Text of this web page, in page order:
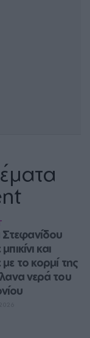
Στεφανίδου
και
το κορμί της
νερά του